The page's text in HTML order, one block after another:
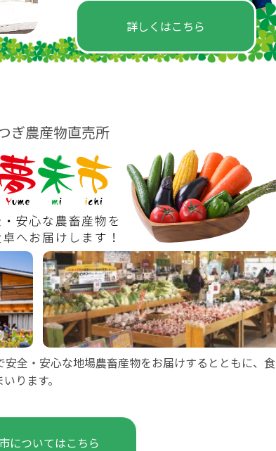
詳しくはこちら
ぎ農産物直売所
全・安心な地場農畜産物をお届けするとともに、食
ります。
についてはこちら